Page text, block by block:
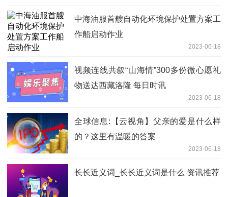
中海油服首艘自动化环境保护处置方案工
作船启动作业
2023-06-18
视频连线共叙“山海情”300多份微心愿礼
物送达西藏洛隆 每日时讯
2023-06-18
全球信息:【云视角】父亲的爱是什么样
的？这里有温暖的答案
2023-06-18
长长近义词_长长近义词是什么 资讯推荐